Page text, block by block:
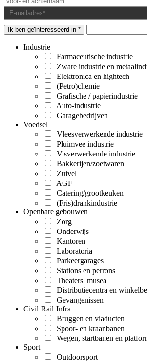
Ik ben geïnteresseerd in *
Industrie
Farmaceutische industrie
Zware industrie en
Elektronica en hightech
(Petro)chemie
Grafische / papierindustrie
Auto-industrie
Garagebedrijven
Voedsel
Vleesverwerkende industrie
Pluimvee industrie
Visverwerkende industrie
Bakkerijen/zoetwaren
Zuivel
AGF
Catering/grootkeuken
(Fris)drankindustrie
Openbare gebouwen
Zorg
Onderwijs
Kantoren
Laboratoria
Parkeergarages
Stations en perrons
Theaters, musea
Distributiecentra en
Gevangenissen
Civil-Rail-Infra
Bruggen en viaducten
Spoor- en kraanbanen
Wegen, startbanen en
Sport
Outdoorsport